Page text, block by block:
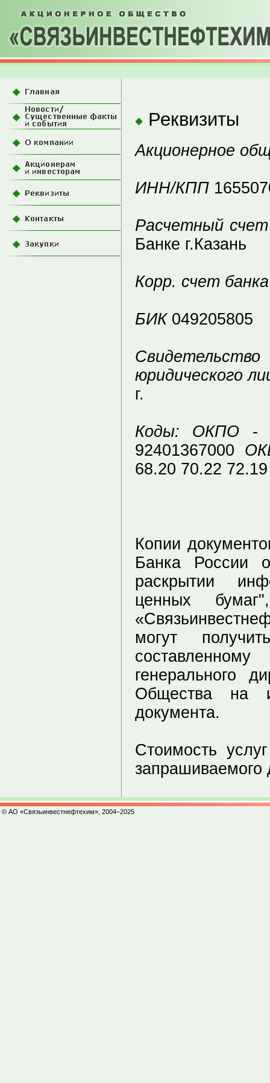
Реквизиты
Акционерное
ИНН/КПП
Расчетный счет
Банке г.Казань
Корр. счет банка
БИК049205805
юридического
г.
Коды: ОКПО -
92401367000
68.20 70.22
Копии
Банка России
раскрытии
ценных
могут
генерального
Общества на
документа.
Стоимость
запрашиваемого
© АО «Связьинвестнефтехим», 2004–2025